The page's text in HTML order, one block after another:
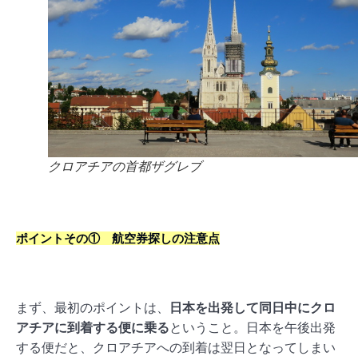
クロアチアの首都ザグレブ
ポイントその① 航空券探しの注意点
まず、最初のポイントは、
日本を出発して同日中にクロ
アチアに到着する便に乗るということ。日本を午後出発
する便だと、クロアチアへの到着は翌日となってしまい